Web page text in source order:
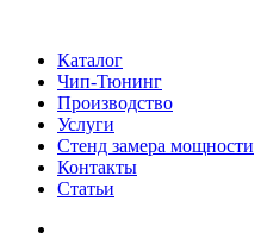
Каталог
Чип-Тюнинг
Производство
Услуги
Стенд замера мощности
Контакты
Статьи